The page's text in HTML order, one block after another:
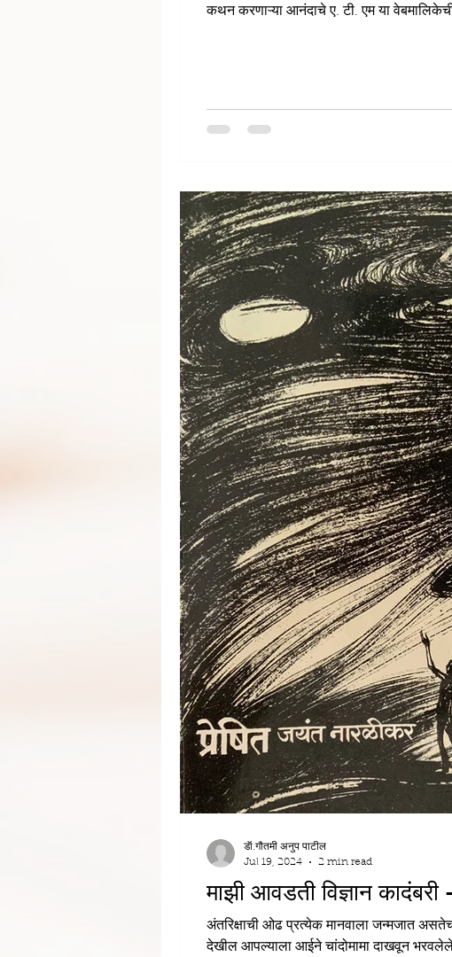
कथन करणाऱ्या आनंदाचे ए. टी. एम या वेबमालिकेची
माझी आवडती विज्ञान कादंबरी -
अंतरिक्षाची ओढ प्रत्येक मानवाला जन्मजात
डॅा.गौतमी अनुप पाटील
Jul 19, 2024
2 min read